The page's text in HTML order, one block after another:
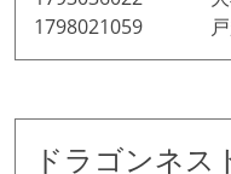
1798021059 戸
ドラゴンネ